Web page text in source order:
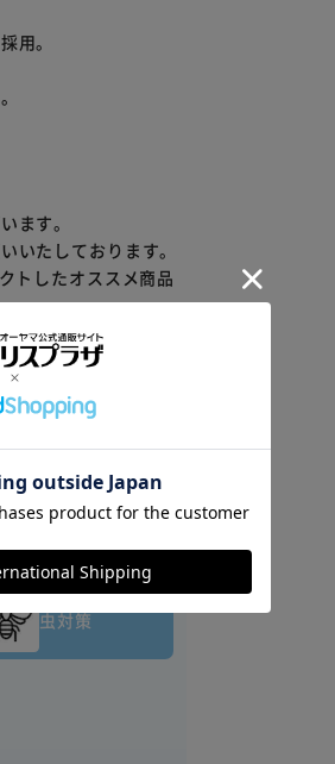
用。
ます。
いたしております。
トしたオススメ商品
バス・
虫対策